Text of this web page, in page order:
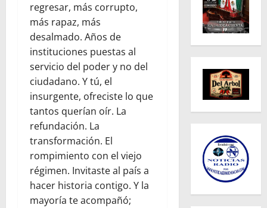
regresar, más corrupto,
más rapaz, más
desalmado. Años de
instituciones puestas al
servicio del poder y no del
ciudadano. Y tú, el
insurgente, ofreciste lo que
tantos querían oír. La
refundación. La
transformación. El
rompimiento con el viejo
régimen. Invitaste al país a
hacer historia contigo. Y la
mayoría te acompañó;